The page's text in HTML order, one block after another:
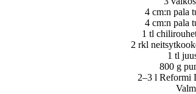
4 cm:n pala
4 cm:n pala
1 tl
2 rkl
1 tl
800 g
2–3 l Reformi